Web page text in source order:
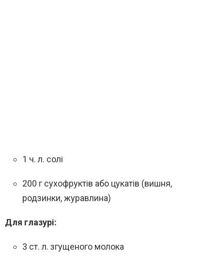
1 ч. л. солі
200 г сухофруктів або цукатів (вишня,
родзинки, журавлина)
Для глазурі:
3 ст. л. згущеного молока